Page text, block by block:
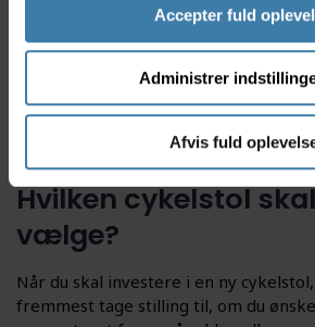
Accepter fuld
Administrer
Afvis fuld
Hvilken cykelstol
vælge?
Når du skal investere i en ny
fremmest tage stilling til, om du